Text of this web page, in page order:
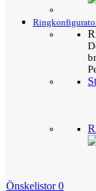
Önskelistor 0